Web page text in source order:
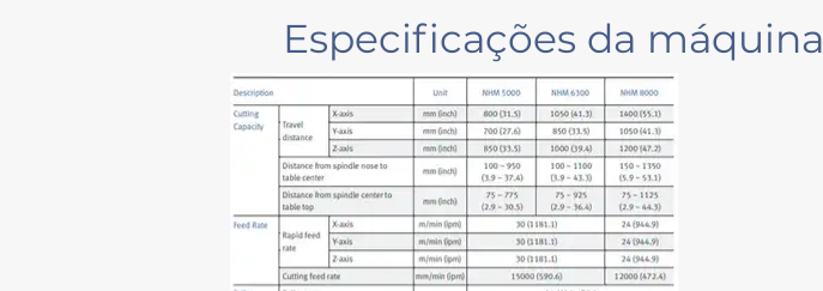
Especificações da máquina